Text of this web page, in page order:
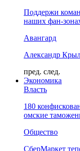
Поддержи
наших фан-
Авангард
Александр
пред. след.
Экономика
Власть
180
омские
Общество
СберМаркет